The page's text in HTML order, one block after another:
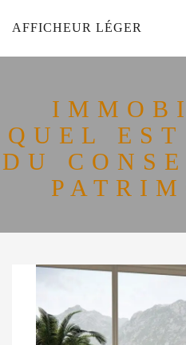
AFFICHEUR LÉGER
QUEL
DU